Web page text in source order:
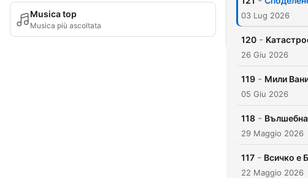
Musica top
Musica più ascoltata
03 Lug 2026
120 -
26 Giu 2026
119 - Мили
05 Giu 2026
118 -
29 Maggio 2026
117 - Всичко е
22 Maggio 2026